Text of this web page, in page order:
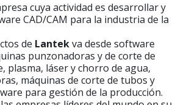
cuya actividad es desarrollar y
CAD/CAM para la industria de la
de Lantekva desde software
punzonadoras y de corte de
plasma, láser y chorro de agua,
máquinas de corte de tubos y
para gestión de la producción.